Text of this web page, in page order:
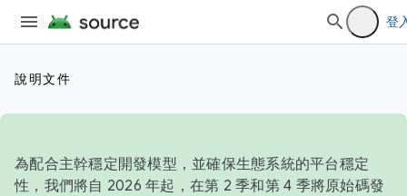
登
說明文件
為配合主幹穩定開發模型，並確保生態系統的平台穩定
性，我們將自 2026 年起，在第 2 季和第 4 季將原始碼發